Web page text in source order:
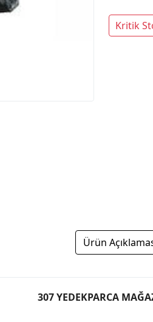
Kritik
Ürün
307 YEDEKPARCA